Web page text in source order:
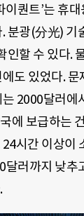
이퀀트’는 휴
분광(分光) 기
인할 수 있다.
도 있었다.
2000달러에
에 보급하는
시간 이상이
달러까지 낮추